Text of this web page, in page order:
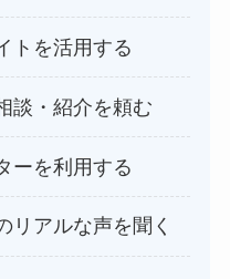
トを活用する
談・紹介を頼む
ーを利用する
リアルな声を聞く